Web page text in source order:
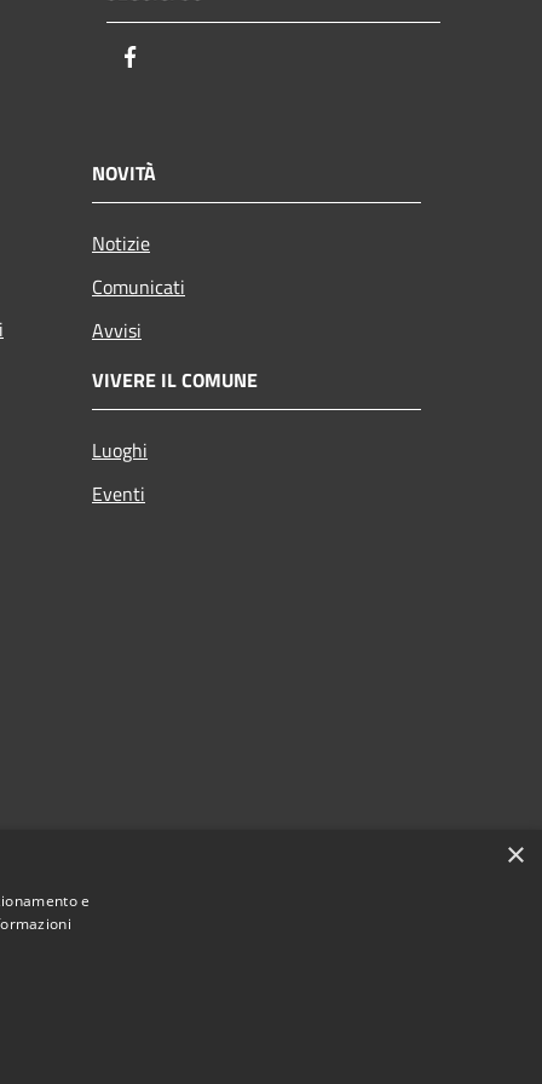
NOVITÀ
Notizie
Comunicati
Avvisi
VIVERE IL COMUNE
Luoghi
Eventi
×
e